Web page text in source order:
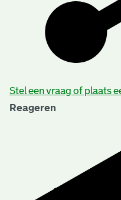
Stel een vraag of plaats
Reageren